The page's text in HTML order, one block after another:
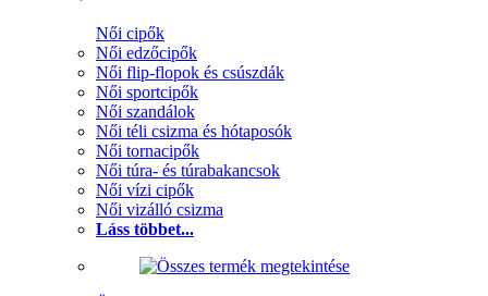
Női cipők
Női edzőcipők
Női flip-flopok és csúszdák
Női sportcipők
Női szandálok
Női téli csizma és hótaposók
Női tornacipők
Női túra- és túrabakancsok
Női vízi cipők
Női vizálló csizma
Láss többet...